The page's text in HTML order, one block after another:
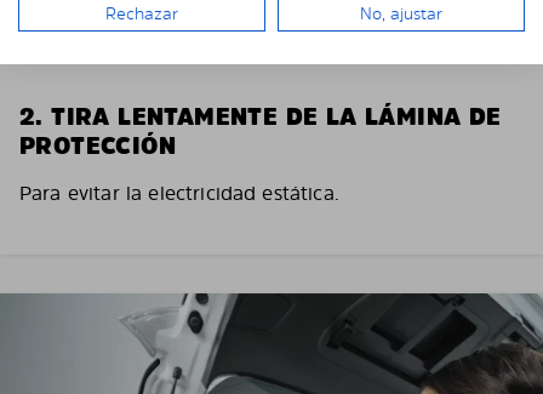
2. TIRA LENTAMENTE DE LA LÁMINA DE
PROTECCIÓN
Para evitar la electricidad estática.
Rechazar No, ajustar